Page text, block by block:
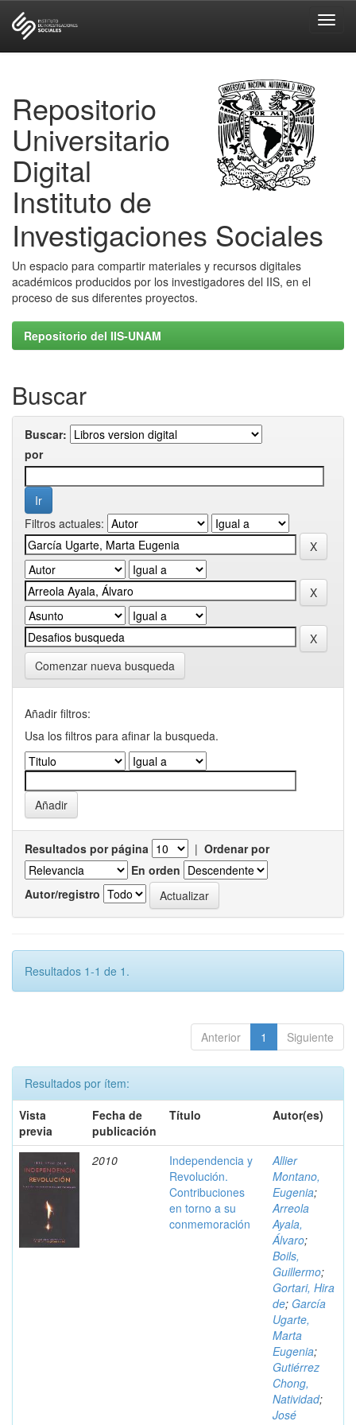
Repositorio
Universitario
Digital
Instituto de
Investigaciones Sociales
Un espacio para compartir materiales y recursos digitales
académicos producidos por los investigadores del IIS, en el
proceso de sus diferentes proyectos.
Repositorio del IIS-UNAM
Buscar
Buscar:
por
Filtros actuales:
Comenzar nueva busqueda
Añadir filtros:
Usa los filtros para afinar la busqueda.
Resultados por página | Ordenar por
En orden
Autor/registro
Resultados 1-1 de 1.
Anterior 1 Siguiente
Resultados por ítem:
Vista
previa
Fecha de
publicación
Título Autor(es)
2010
Independencia y
Revolución.
Contribuciones
en torno a su
conmemoración
Allier
Montano,
Eugenia;
Arreola
Ayala,
Álvaro;
Boils,
Guillermo;
Gortari, Hira
de; García
Ugarte,
Marta
Eugenia;
Gutiérrez
Chong,
Natividad;
José